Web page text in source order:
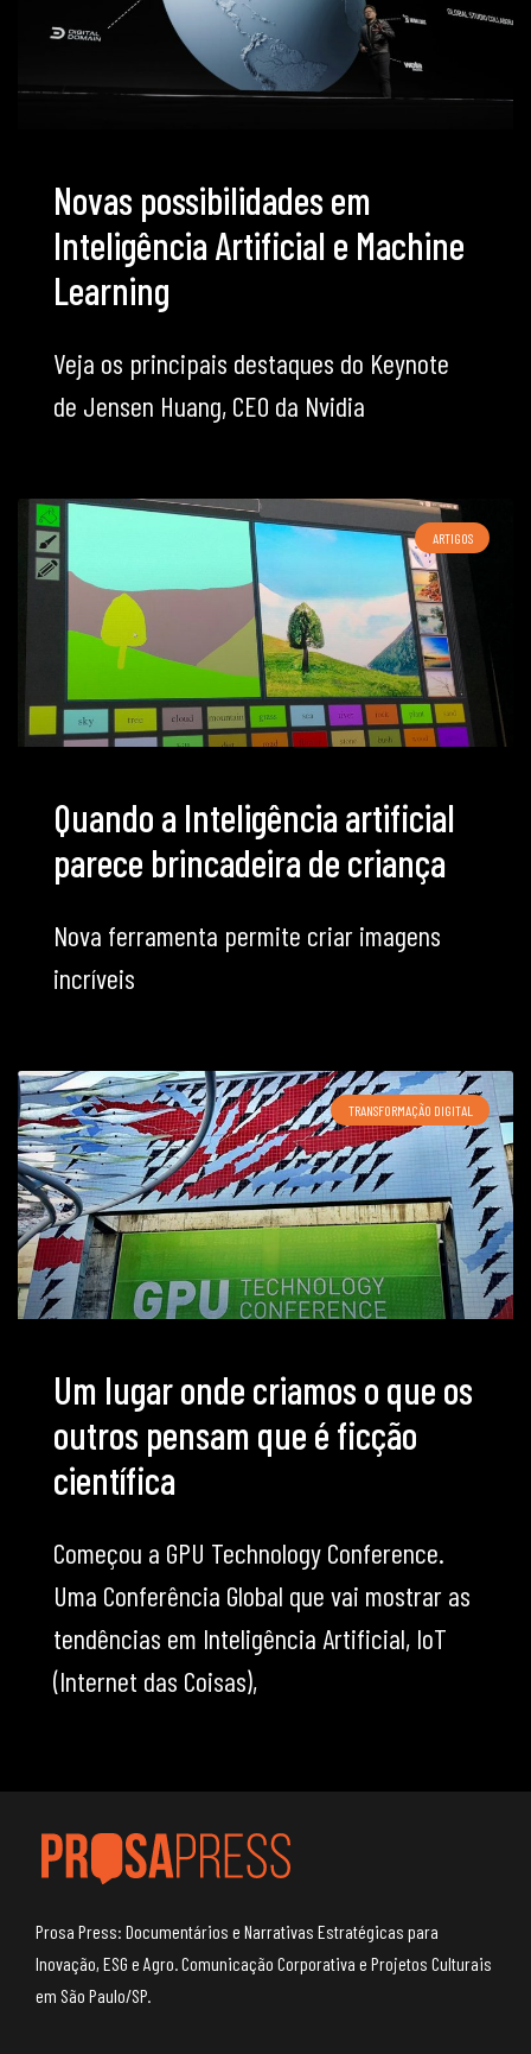
Novas possibilidades em
Inteligência Artificial e Machine
Learning
Veja os principais destaques do Keynote
de Jensen Huang, CEO da Nvidia
ARTIGOS
Quando a Inteligência artificial
parece brincadeira de criança
Nova ferramenta permite criar imagens
incríveis
TRANSFORMAÇÃO DIGITAL
Um lugar onde criamos o que os
outros pensam que é ficção
científica
Começou a GPU Technology Conference.
Uma Conferência Global que vai mostrar as
tendências em Inteligência Artificial, IoT
(Internet das Coisas),
Prosa Press: Documentários e Narrativas Estratégicas para
Inovação, ESG e Agro. Comunicação Corporativa e Projetos Culturais
em São Paulo/SP.